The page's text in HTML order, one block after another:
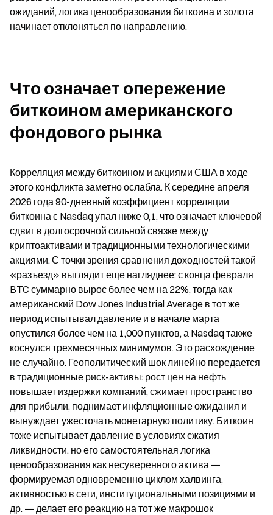
ожиданий, логика ценообразования биткоина и золота
начинает отклоняться по направлению.
Что означает опережение
биткоином американского
фондового рынка
Корреляция между биткоином и акциями США в ходе
этого конфликта заметно ослабла. К середине апреля
2026 года 90-дневный коэффициент корреляции
биткоина с Nasdaq упал ниже 0,1, что означает ключевой
сдвиг в долгосрочной сильной связке между
криптоактивами и традиционными технологическими
акциями. С точки зрения сравнения доходностей такой
«разъезд» выглядит еще нагляднее: с конца февраля
BTC суммарно вырос более чем на 22%, тогда как
американский Dow Jones Industrial Average в тот же
период испытывал давление и в начале марта
опустился более чем на 1,000 пунктов, а Nasdaq также
коснулся трехмесячных минимумов. Это расхождение
не случайно. Геополитический шок линейно передается
в традиционные риск-активы: рост цен на нефть
повышает издержки компаний, сжимает пространство
для прибыли, поднимает инфляционные ожидания и
вынуждает ужесточать монетарную политику. Биткоин
тоже испытывает давление в условиях сжатия
ликвидности, но его самостоятельная логика
ценообразования как несуверенного актива —
формируемая одновременно циклом халвинга,
активностью в сети, институциональными позициями и
др. — делает его реакцию на тот же макрошок